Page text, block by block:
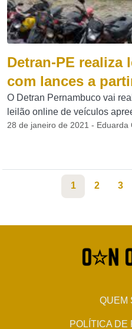
Detran-PE realiza
com lances a
O Detran Pernambuco vai
leilão online de veículos
28 de janeiro de 2021 - Eduarda
1 2 3
QUEM
POLÍTICA DE